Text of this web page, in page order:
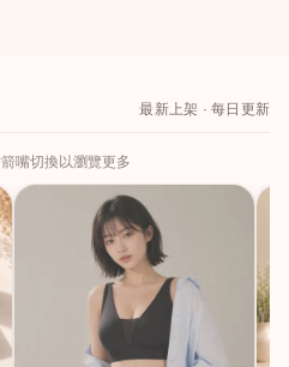
最新上架 · 每日更新
嘴切換以瀏覽更多